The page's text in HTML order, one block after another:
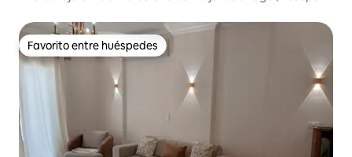
Favorito entre huéspedes
Favorito entre huéspedes